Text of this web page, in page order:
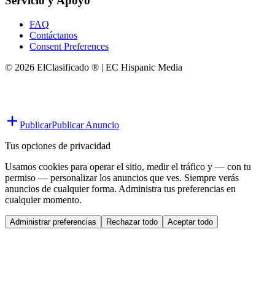
FAQ
Contáctanos
Consent Preferences
© 2026 ElClasificado ® | EC Hispanic Media
PublicarPublicar Anuncio
Tus opciones de privacidad
Usamos cookies para operar el sitio, medir el tráfico y — con tu
permiso — personalizar los anuncios que ves. Siempre verás
anuncios de cualquier forma. Administra tus preferencias en
cualquier momento.
Administrar preferencias Rechazar todo Aceptar todo